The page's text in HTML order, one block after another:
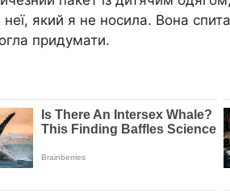
який я не носила. Вона
придумати.